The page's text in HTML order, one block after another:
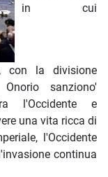
in cui
con la divisione
sanziono'
l'Occidente e
una vita ricca di
l'Occidente
continua